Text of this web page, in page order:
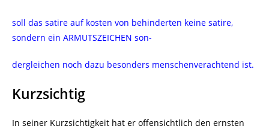
soll das satire auf kosten von behinderten keine satire,
sondern ein ARMUTSZEICHEN son-
dergleichen noch dazu besonders menschenverachtend ist.
Kurzsichtig
In seiner Kurzsichtigkeit hat er offensichtlich den ernsten